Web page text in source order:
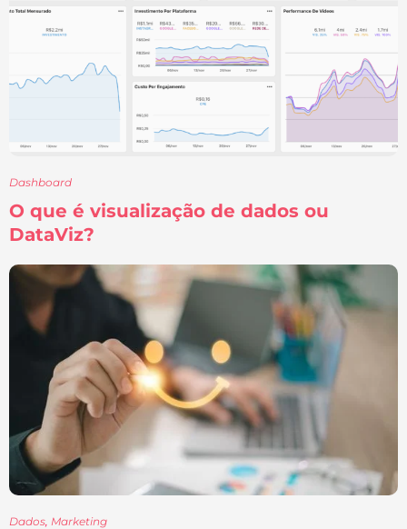
Dashboard
O que é visualização de dados ou
DataViz?
Dados, Marketing